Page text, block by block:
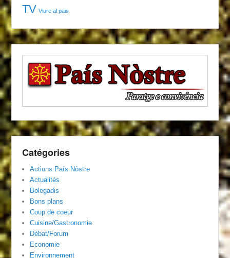
TV Viure al pais
Catégories
Actions País Nòstre
Actualités
Bolegadis
Bons plans
Coup de coeur
Cuisine/Gastronomie
Débat/Forum
Economie
Environnement